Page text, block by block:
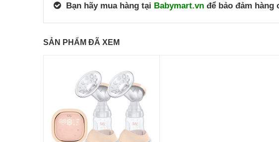
Bạn hãy mua hàng tại Babymart.vn để bảo đảm
SẢN PHẨM ĐÃ XEM